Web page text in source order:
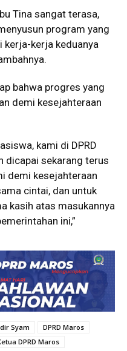
Tina sangat terasa,
program yang
kerja-kerja keduanya
bahwa progres yang
demi kesejahteraan
kami di DPRD
dicapai sekarang terus
demi kesejahteraan
cintai, dan untuk
kasih atas masukannya
ini,”
Syam
DPRD Maros
DPRD Maros